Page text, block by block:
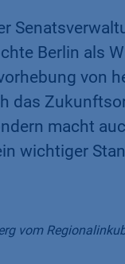
Berlin als
von
das
macht
wichtiger
vom